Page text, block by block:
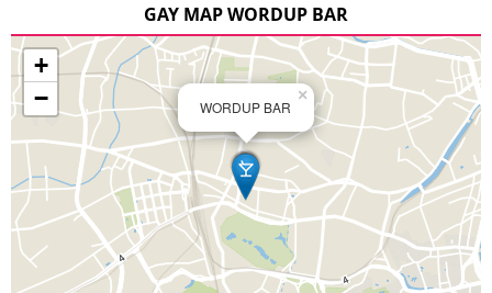
GAY MAP WORDUP BAR
WORDUP BAR
×
+
−